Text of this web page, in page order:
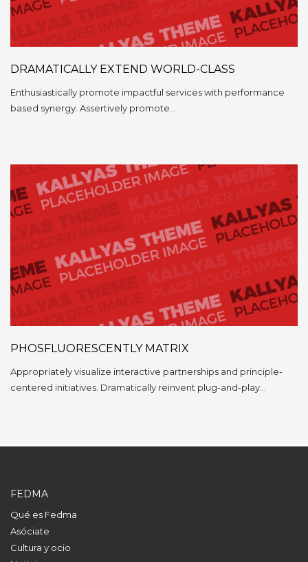
DRAMATICALLY EXTEND WORLD-CLASS
Enthusiastically promote impactful services with performance
based synergy. Assertively promote…
PHOSFLUORESCENTLY MATRIX
Appropriately visualize interactive partnerships and principle-
centered initiatives. Dramatically reinvent plug-and-play…
FEDMA
Qué es Fedma
Asóciate
Cultura y ocio